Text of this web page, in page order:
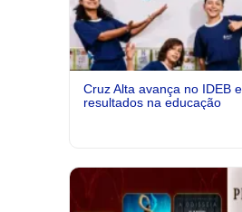
Cruz Alta avança no IDEB
resultados na educação